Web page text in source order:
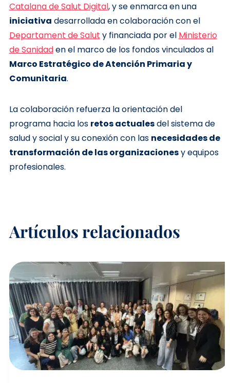
Catalana de Salut Digital, y se enmarca en una
iniciativa desarrollada en colaboración con el
Departament de Salut y financiada por el Ministerio
de Sanidaden el marco de los fondos vinculados al
Marco Estratégico de Atención Primaria y
Comunitaria.
La colaboración refuerza la orientación del
programa hacia los retos actualesdel sistema de
salud y social y su conexión con las necesidades de
transformación de las organizacionesy equipos
profesionales.
Artículos relacionados